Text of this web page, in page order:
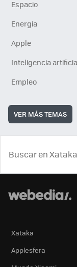
Espacio
Energía
Apple
Inteligencia
Empleo
VER MÁS TEMAS
Xataka
Applesfera